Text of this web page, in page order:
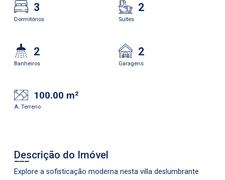
3
Dormitórios
2
Suítes
2
Banheiros
2
Garagens
100.00 m²
A. Terreno
Descrição do Imóvel
Explore a sofisticação moderna nesta villa deslumbrante